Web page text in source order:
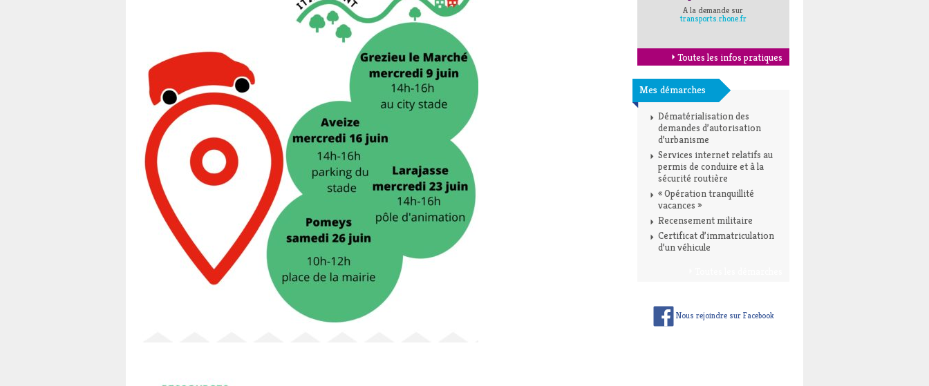
A la demande sur
transports.rhone.fr
Toutes les infos pratiques
Mes démarches
Dématérialisation des
demandes d’autorisation
d’urbanisme
Services internet relatifs au
permis de conduire et à la
sécurité routière
« Opération tranquillité
vacances »
Recensement militaire
Certificat d’immatriculation
d’un véhicule
Nous rejoindre sur Facebook